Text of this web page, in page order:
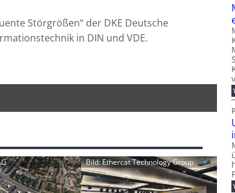
Störgrößen“ der DKE Deutsche
in DIN und VDE.
Bild: Ethercat Technology Group